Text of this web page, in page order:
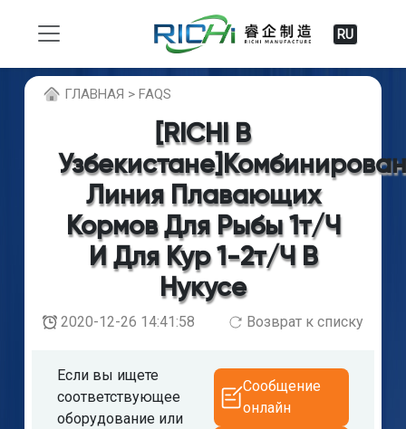
RU
ГЛABHAЯ > FAQS
[RICHI В
Линия Плавающих
Кормов Для Рыбы 1т/ч
И Для Кур 1-2т/ч В
Нукусе
2020-12-26 14:41:58 Возврат к списку
Если вы ищете
соответствующее
оборудование или
Сообщение
онлайн